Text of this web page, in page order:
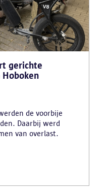
gerichte
de voorbije
Daarbij werd
van overlast.